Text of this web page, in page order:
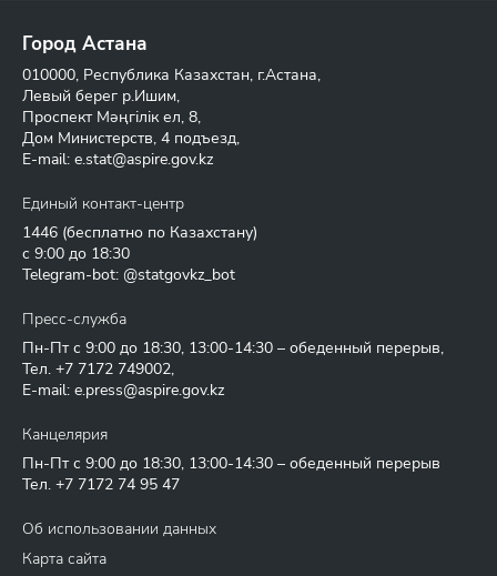
Город Астана
010000, Республика Казахстан, г.Астана,
Левый берег р.Ишим,
Проспект Мәңгілік ел, 8,
Дом Министерств, 4 подъезд,
E-mail: e.stat@aspire.gov.kz
Единый контакт-центр
1446 (бесплатно по Казахстану)
с 9:00 до 18:30
Telegram-bot: @statgovkz_bot
Пресс-служба
Пн-Пт с 9:00 до 18:30, 13:00-14:30 – обеденный перерыв,
Тел. +7 7172 749002,
E-mail: e.press@aspire.gov.kz
Канцелярия
Пн-Пт с 9:00 до 18:30, 13:00-14:30 – обеденный перерыв
Тел. +7 7172 74 95 47
Об использовании данных
Карта сайта